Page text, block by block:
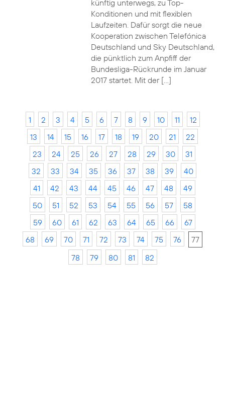
künftig unterwegs, zu Top-
Konditionen und mit flexiblen
Laufzeiten. Dafür sorgt die neue
Kooperation zwischen Telefónica
Deutschland und Sky Deutschland,
die pünktlich zum Anpfiff der
Bundesliga-Rückrunde im Januar
2017 startet. Mit der […]
1 2 3 4 5 6 7 8 9 10 11
12
13
14 15 16 17 18 19 20 21
22
23
24 25 26 27 28 29 30
31
32
33 34 35 36 37 38 39
40
41
42 43 44 45 46 47 48
49
50
51 52 53 54 55 56 57
58
59
60 61 62 63 64 65 66
67
68
69 70 71 72 73 74 75 76
77
78
79 80 81 82